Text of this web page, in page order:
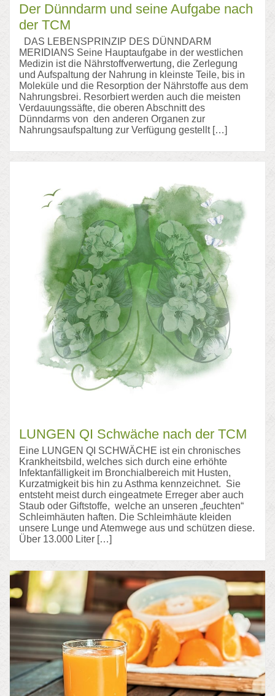
Der Dünndarm und seine Aufgabe nach
der TCM
DAS LEBENSPRINZIP DES DÜNNDARM
MERIDIANS Seine Hauptaufgabe in der westlichen
Medizin ist die Nährstoffverwertung, die Zerlegung
und Aufspaltung der Nahrung in kleinste Teile, bis in
Moleküle und die Resorption der Nährstoffe aus dem
Nahrungsbrei. Resorbiert werden auch die meisten
Verdauungssäfte, die oberen Abschnitt des
Dünndarms von den anderen Organen zur
Nahrungsaufspaltung zur Verfügung gestellt […]
LUNGEN QI Schwäche nach der TCM
Eine LUNGEN QI SCHWÄCHE ist ein chronisches
Krankheitsbild, welches sich durch eine erhöhte
Infektanfälligkeit im Bronchialbereich mit Husten,
Kurzatmigkeit bis hin zu Asthma kennzeichnet. Sie
entsteht meist durch eingeatmete Erreger aber auch
Staub oder Giftstoffe, welche an unseren „feuchten“
Schleimhäuten haften. Die Schleimhäute kleiden
unsere Lunge und Atemwege aus und schützen diese.
Über 13.000 Liter […]